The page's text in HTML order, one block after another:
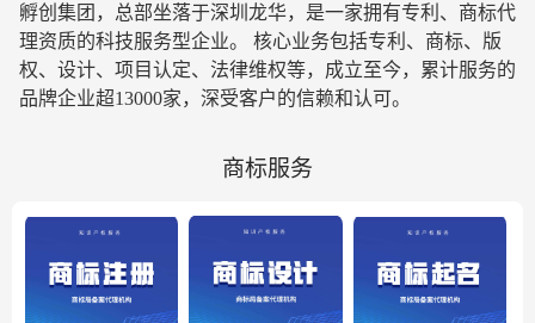
孵创集团，总部坐落于深圳龙华，是一家拥有专利、商标代
理资质的科技服务型企业。 核心业务包括专利、商标、版
权、设计、项目认定、法律维权等，成立至今，累计服务的
品牌企业超13000家，深受客户的信赖和认可。
商标服务